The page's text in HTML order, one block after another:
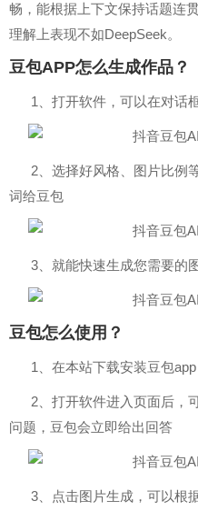
畅，能根据上下文保持话题连
理解上表现不如DeepSeek。
豆包APP怎么生成作品？
1、打开软件，可以在对话
2、选择好风格、图片比例
词给豆包
3、就能快速生成您需要的
豆包怎么使用？
1、在本站下载安装豆包app
2、打开软件进入页面后，
问题，豆包会立即给出回答
3、点击图片生成，可以根